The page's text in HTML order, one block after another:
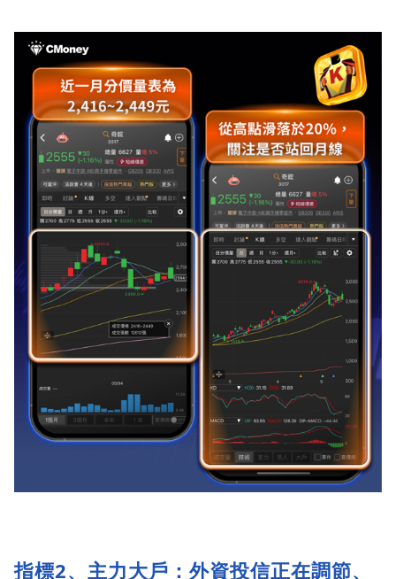
指標2、主力大戶：外資投信正在調節、